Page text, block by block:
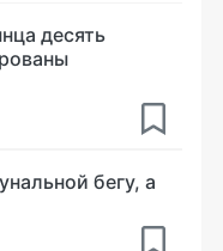
десять
бегу, а